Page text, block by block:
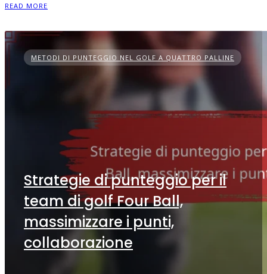
READ MORE
METODI DI PUNTEGGIO NEL GOLF A QUATTRO PALLINE
Strategie di punteggio per il
team di golf Four Ball,
massimizzare i punti,
collaborazione